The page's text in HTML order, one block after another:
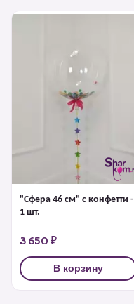
"Сфера 46 см" с конфетти -
1 шт.
3 650 ₽
В корзину